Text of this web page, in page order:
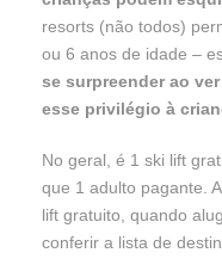
resorts (não todos)
ou 6 anos de idade –
se surpreender ao
esse privilégio à
No geral, é 1 ski lift
que 1 adulto pagante.
lift gratuito, quando
conferir a lista de